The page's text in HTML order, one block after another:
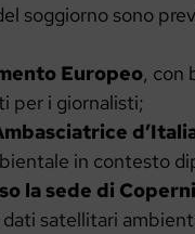
soggiorno sono
Europeo, con
per i giornalisti;
in contesto
la sede di
satellitari